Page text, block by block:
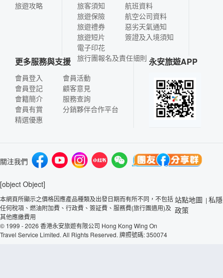
旅遊攻略
旅客須知
旅遊保險
旅遊禮券
旅遊短片
電子印花
航班資料
航空公司資料
惡劣天氣通知
簽證及入境須知
旅行團報名及責任細則
更多服務與支援
會員登入
會員登記
會籍簡介
會員有賞
精選優惠
會員活動
顧客意見
服務查詢
分銷夥伴合作平台
永安旅遊APP
關注我們
[object Object]
本網頁所顯示之價格因應產品種類及出發日期而有所不同，不包括
任何稅項、燃油附加費、行政費、簽証費、服務費(旅行團適用)及
其他應繳費用
© 1999 - 2026 香港永安旅遊有限公司 Hong Kong Wing On
Travel Service Limited. All Rights Reserved. 牌照號碼: 350074
站點地圖 | 私隱
政策